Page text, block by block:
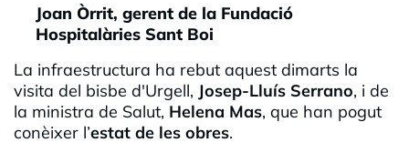
Joan Òrrit, gerent de la Fundació
Hospitalàries Sant Boi
La infraestructura ha rebut aquest dimarts la
visita del bisbe d'Urgell, Josep-Lluís Serrano, i de
la ministra de Salut, Helena Mas, que han pogut
conèixer l’estat de les obres.